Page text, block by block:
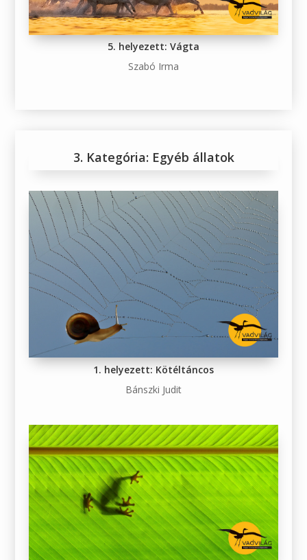
5. helyezett: Vágta
Szabó Irma
3. Kategória: Egyéb állatok
1. helyezett: Kötéltáncos
Bánszki Judit